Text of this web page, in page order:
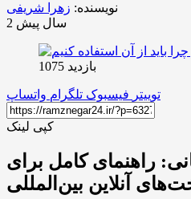
نویسنده: زهرا شریفی
2 سال پیش
بازدید 1075
توییتر فیسبوک تلگرام واتساپ
کپی لینک
راهنمای کامل برای
آنلاین بین‌المللی